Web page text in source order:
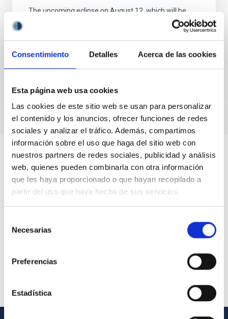
Consentimiento Detalles Acerca de las cookies
Esta página web usa cookies
Las cookies de este sitio web se usan para personalizar
el contenido y los anuncios, ofrecer funciones de redes
sociales y analizar el tráfico. Además, compartimos
información sobre el uso que haga del sitio web con
nuestros partners de redes sociales, publicidad y análisis
web, quienes pueden combinarla con otra información
que les haya proporcionado o que hayan recopilado a
partir del uso que haya hecho de sus servicios.
Necesarias
Preferencias
Estadística
The upcoming eclipse on August 12, which will be
visible across a large part of our country, is a unique
astronomical...